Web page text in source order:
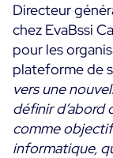
Directeur
chez EvaBssi
pour les
plateforme de
vers une
définir d’abord
comme
informatique,